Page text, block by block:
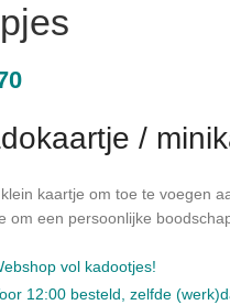
/
kaartje om toe te voegen
om een persoonlijke
vol kadootjes!
12:00 besteld, zelfde